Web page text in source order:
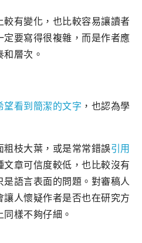
有變化，也比較容易讓讀者
要寫得很複雜，而是作者應
層次。
望看到簡潔的文字 ，也認為學
枝大葉，或是常常錯誤引用
文章可信度較低，也比較沒有
語言表面的問題。對審稿人
人懷疑作者是否也在研究方
樣不夠仔細。